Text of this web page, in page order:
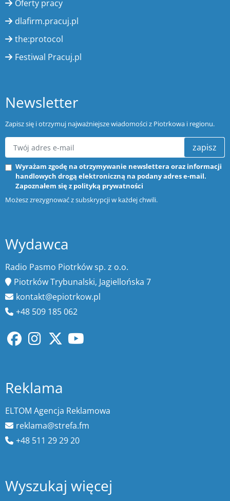
Oferty pracy
dlafirm.pracuj.pl
the:protocol
Festiwal Pracuj.pl
Newsletter
Zapisz się i otrzymuj najważniejsze wiadomości z Piotrkowa i regionu.
zapisz
Wyrażam zgodę na otrzymywanie newslettera oraz informacji
handlowych drogą elektroniczną na podany adres e-mail.
Zapoznałem się z polityką prywatności
Możesz zrezygnować z subskrypcji w każdej chwili.
Wydawca
Radio Pasmo Piotrków sp. z o.o.
Piotrków Trybunalski, Jagiellońska 7
kontakt@epiotrkow.pl
+48 509 185 062
Reklama
ELTOM Agencja Reklamowa
reklama@strefa.fm
+48 511 29 29 20
Wyszukaj więcej